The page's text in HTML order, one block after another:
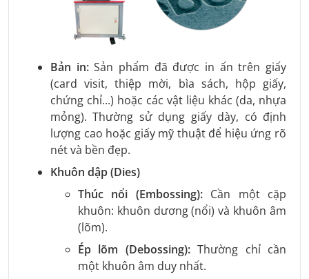
Bản in:Sản phẩm đã được in ấn trên giấy
(card visit, thiệp mời, bìa sách, hộp giấy,
chứng chỉ...) hoặc các vật liệu khác (da, nhựa
mỏng). Thường sử dụng giấy dày, có định
lượng cao hoặc giấy mỹ thuật để hiệu ứng rõ
nét và bền đẹp.
Khuôn dập (Dies)
Thúc nổi (Embossing):Cần một cặp
khuôn: khuôn dương (nổi) và khuôn âm
(lõm).
Ép lõm (Debossing):Thường chỉ cần
một khuôn âm duy nhất.